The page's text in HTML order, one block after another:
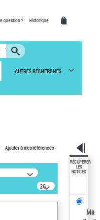
question ? Historique
AUTRES RECHERCHES
Ajouter à mes références
20
résultats/page
RÉCUPÉRER
LES
NOTICES
Ma